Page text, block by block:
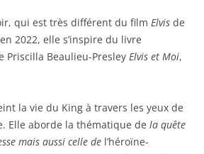
qui est très différent du film Elvis de
2022, elle s’inspire du livre
Priscilla Beaulieu-Presley Elvis et Moi,
la vie du King à travers les yeux de
Elle aborde la thématique de la quête
mais aussi celle de l’héroïne-